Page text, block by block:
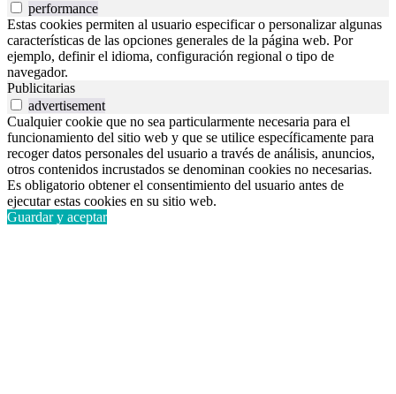
performance
Estas cookies permiten al usuario especificar o personalizar algunas
características de las opciones generales de la página web. Por
ejemplo, definir el idioma, configuración regional o tipo de
navegador.
Publicitarias
advertisement
Cualquier cookie que no sea particularmente necesaria para el
funcionamiento del sitio web y que se utilice específicamente para
recoger datos personales del usuario a través de análisis, anuncios,
otros contenidos incrustados se denominan cookies no necesarias.
Es obligatorio obtener el consentimiento del usuario antes de
ejecutar estas cookies en su sitio web.
Guardar y aceptar